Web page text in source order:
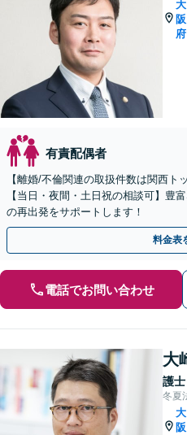
大
阪
府
有責配偶者
【離婚/不倫関連の取扱件数は関西ト
【当日・夜間・土日祝の相談可】豊
の再出発をサポートします！
料金表
電話でお問い合わせ
大
護士
冬夏
大
阪